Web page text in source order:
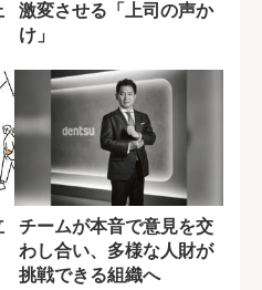
激変させる「上司の声か
け」
チームが本音で意見を交
わし合い、多様な人財が
挑戦できる組織へ